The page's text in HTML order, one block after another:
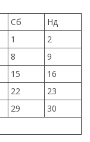
Сб
Нд
1
2
8
9
15
16
22
23
29
30